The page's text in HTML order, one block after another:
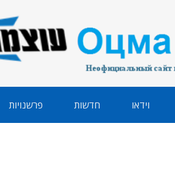
יהודיתוידאו חדשות פרשנויות